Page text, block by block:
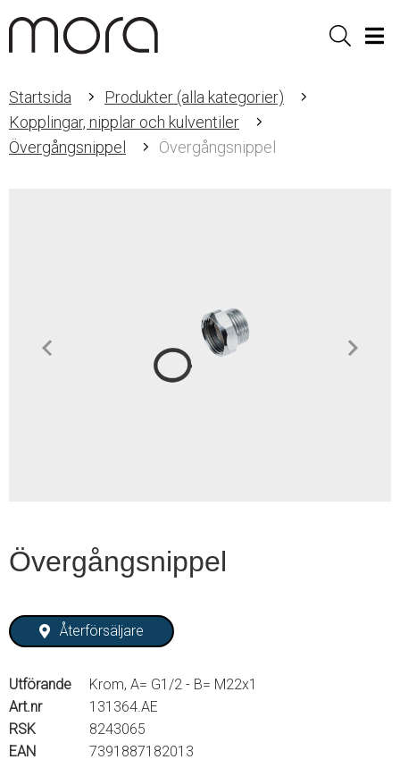
Sök
Startsida
Produkter (alla kategorier)
Kopplingar, nipplar och kulventiler
Övergångsnippel
Övergångsnippel
Övergångsnippel
Återförsäljare
Utförande
Krom, A= G1/2 - B= M22x1
Art.nr
131364.AE
RSK
8243065
EAN
7391887182013